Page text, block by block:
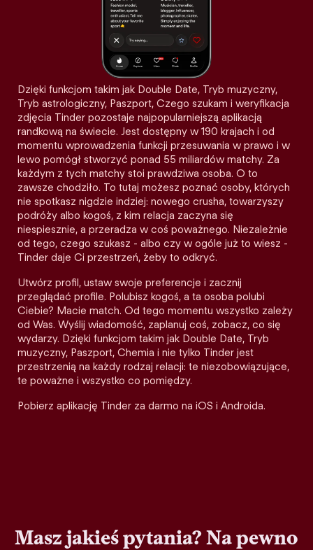
Dzięki funkcjom takim jak Double Date, Tryb muzyczny,
Tryb astrologiczny, Paszport, Czego szukam i weryfikacja
zdjęcia Tinder pozostaje najpopularniejszą aplikacją
randkową na świecie. Jest dostępny w 190 krajach i od
momentu wprowadzenia funkcji przesuwania w prawo i w
lewo pomógł stworzyć ponad 55 miliardów matchy. Za
każdym z tych matchy stoi prawdziwa osoba. O to
zawsze chodziło. To tutaj możesz poznać osoby, których
nie spotkasz nigdzie indziej: nowego crusha, towarzyszy
podróży albo kogoś, z kim relacja zaczyna się
niespiesznie, a przeradza w coś poważnego. Niezależnie
od tego, czego szukasz - albo czy w ogóle już to wiesz -
Tinder daje Ci przestrzeń, żeby to odkryć.
Utwórz profil, ustaw swoje preferencje i zacznij
przeglądać profile. Polubisz kogoś, a ta osoba polubi
Ciebie? Macie match. Od tego momentu wszystko zależy
od Was. Wyślij wiadomość, zaplanuj coś, zobacz, co się
wydarzy. Dzięki funkcjom takim jak Double Date, Tryb
muzyczny, Paszport, Chemia i nie tylko Tinder jest
przestrzenią na każdy rodzaj relacji: te niezobowiązujące,
te poważne i wszystko co pomiędzy.
Pobierz aplikację Tinder za darmo na iOS i Androida.
Masz jakieś pytania? Na pewno